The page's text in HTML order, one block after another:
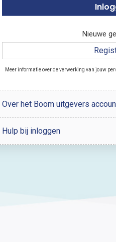
Nieuwe
Meer informatie over de verwerking van jouw
Over het Boom uitgevers
Hulp bij inloggen